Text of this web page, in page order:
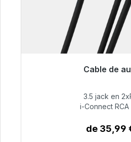
Cable de
Listo para envío
51,99 €
3.5 jack en
i-Connect
de 35,99